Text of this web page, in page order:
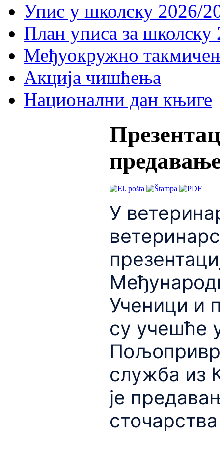
Упис у школску 2026/
План уписа за школску
Међуокружно
Акција чишћења
Национални дан књиге
У
Ученици и
су учешће
служба из
је